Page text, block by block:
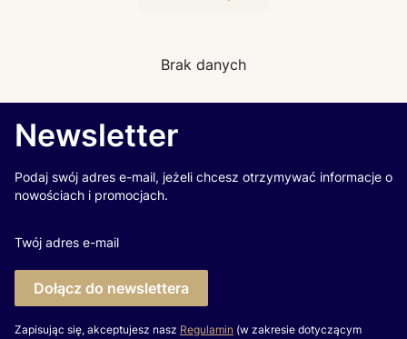
Brak danych
Newsletter
Podaj swój adres e-mail, jeżeli chcesz otrzymywać informacje o
nowościach i promocjach.
Twój adres e-mail
Dołącz do newslettera
Zapisując się, akceptujesz nasz Regulamin (w zakresie dotyczącym